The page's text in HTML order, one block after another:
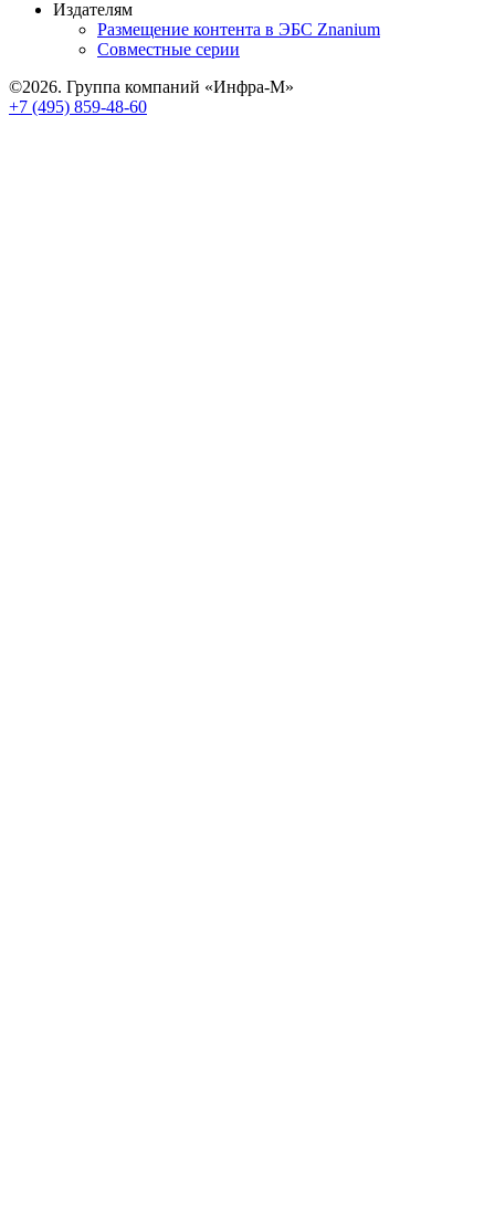
Издателям
Размещение контента в ЭБС Znanium
Совместные серии
©2026. Группа компаний «Инфра-М»
+7 (495) 859-48-60